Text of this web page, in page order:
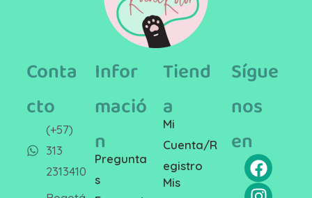
Conta
cto
(+57)
313
2313410
Infor
mació
n
Pregunta
s
Tiend
a
Mi
Cuenta/R
egistro
Mis
Sígue
nos
en